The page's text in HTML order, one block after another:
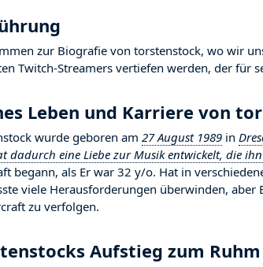
zur Biografie von torstenstock, wo wir
Twitch-Streamers vertiefen werden, der für
Leben und Karriere von
wurde geboren am 27 August 1989 in
dadurch eine Liebe zur Musik entwickelt, die
begann, als Er war 32 y/o. Hat in
viele Herausforderungen überwinden,
zu verfolgen.
Aufstieg zum Ruhm